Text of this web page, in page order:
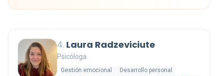
4. Laura Radzeviciute
Psicóloga
Gestión emocional
Desarrollo personal